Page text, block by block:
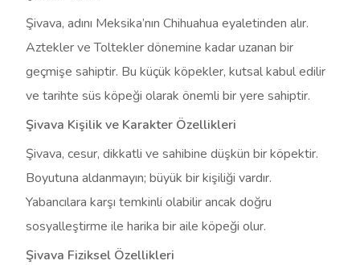
Şivava, adını Meksika’nın Chihuahua eyaletinden alır.
Aztekler ve Toltekler dönemine kadar uzanan bir
geçmişe sahiptir. Bu küçük köpekler, kutsal kabul edilir
ve tarihte süs köpeği olarak önemli bir yere sahiptir.
Şivava Kişilik ve Karakter Özellikleri
Şivava, cesur, dikkatli ve sahibine düşkün bir köpektir.
Boyutuna aldanmayın; büyük bir kişiliği vardır.
Yabancılara karşı temkinli olabilir ancak doğru
sosyalleştirme ile harika bir aile köpeği olur.
Şivava Fiziksel Özellikleri